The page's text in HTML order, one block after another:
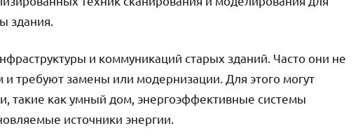
здания.
и коммуникаций старых зданий. Часто они не
требуют замены или модернизации. Для этого могут
такие как умный дом, энергоэффективные системы
источники энергии.